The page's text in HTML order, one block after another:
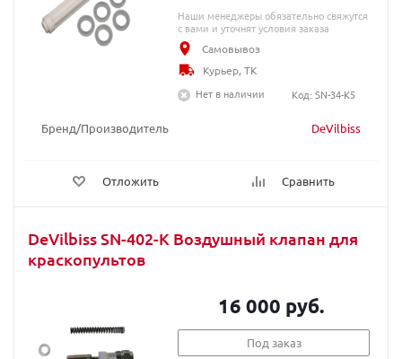
Бренд/Производитель DeVilbiss
Отложить Сравнить
Наши менеджеры обязательно свяжутся
с вами и уточнят условия заказа
Самовывоз
Курьер, ТК
Нет в наличии
Код: SN-34-K5
DeVilbiss SN-402-K Воздушный клапан для
краскопультов
16 000 руб.
Под заказ